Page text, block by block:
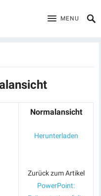
MENU
Normalansicht
Herunterladen
Zurück zum Artikel
PowerPoint: